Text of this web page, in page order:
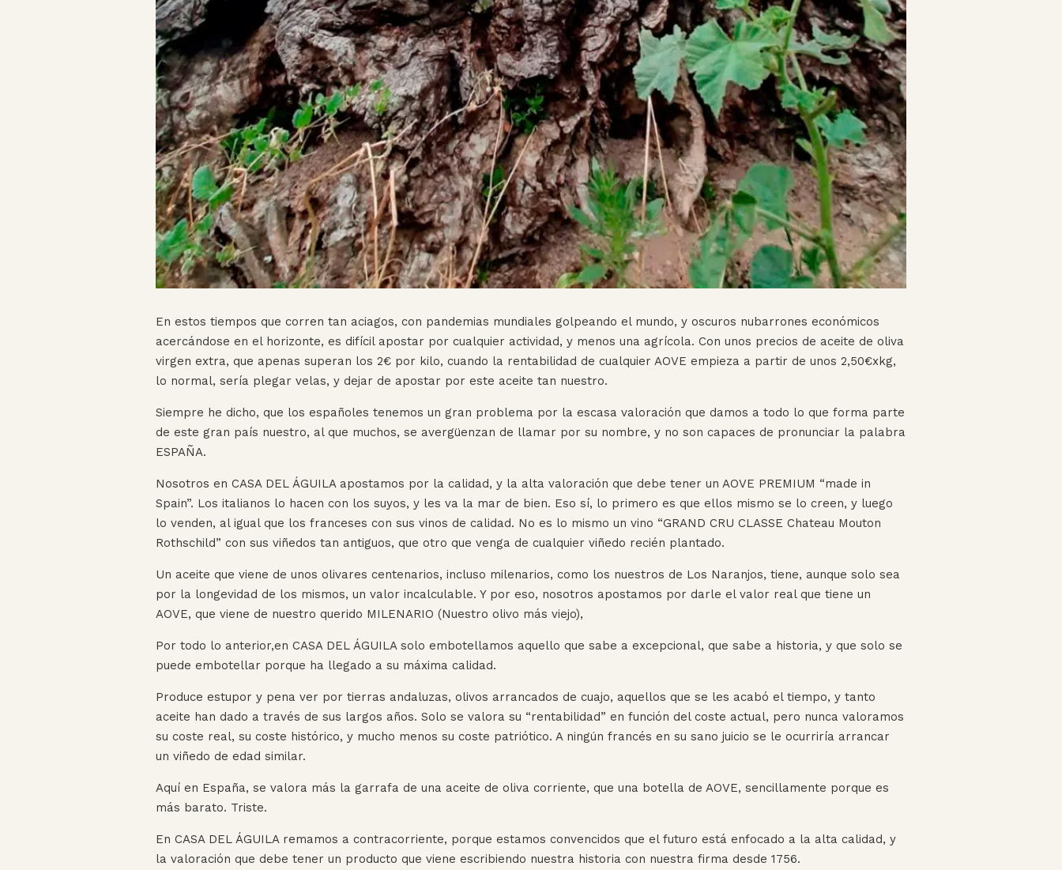
En estos tiempos que corren tan aciagos, con pandemias mundiales golpeando el mundo, y oscuros nubarrones económicos
acercándose en el horizonte, es difícil apostar por cualquier actividad, y menos una agrícola. Con unos precios de aceite de oliva
virgen extra, que apenas superan los 2€ por kilo, cuando la rentabilidad de cualquier AOVE empieza a partir de unos 2,50€xkg,
lo normal, sería plegar velas, y dejar de apostar por este aceite tan nuestro.
Siempre he dicho, que los españoles tenemos un gran problema por la escasa valoración que damos a todo lo que forma parte
de este gran país nuestro, al que muchos, se avergüenzan de llamar por su nombre, y no son capaces de pronunciar la palabra
ESPAÑA.
Nosotros en CASA DEL ÁGUILA apostamos por la calidad, y la alta valoración que debe tener un AOVE PREMIUM “made in
Spain”. Los italianos lo hacen con los suyos, y les va la mar de bien. Eso sí, lo primero es que ellos mismo se lo creen, y luego
lo venden, al igual que los franceses con sus vinos de calidad. No es lo mismo un vino “GRAND CRU CLASSE Chateau Mouton
Rothschild” con sus viñedos tan antiguos, que otro que venga de cualquier viñedo recién plantado.
Un aceite que viene de unos olivares centenarios, incluso milenarios, como los nuestros de Los Naranjos, tiene, aunque solo sea
por la longevidad de los mismos, un valor incalculable. Y por eso, nosotros apostamos por darle el valor real que tiene un
AOVE, que viene de nuestro querido MILENARIO (Nuestro olivo más viejo),
Por todo lo anterior,en CASA DEL ÁGUILA solo embotellamos aquello que sabe a excepcional, que sabe a historia, y que solo se
puede embotellar porque ha llegado a su máxima calidad.
Produce estupor y pena ver por tierras andaluzas, olivos arrancados de cuajo, aquellos que se les acabó el tiempo, y tanto
aceite han dado a través de sus largos años. Solo se valora su “rentabilidad” en función del coste actual, pero nunca valoramos
su coste real, su coste histórico, y mucho menos su coste patriótico. A ningún francés en su sano juicio se le ocurriría arrancar
un viñedo de edad similar.
Aquí en España, se valora más la garrafa de una aceite de oliva corriente, que una botella de AOVE, sencillamente porque es
más barato. Triste.
En CASA DEL ÁGUILA remamos a contracorriente, porque estamos convencidos que el futuro está enfocado a la alta calidad, y
la valoración que debe tener un producto que viene escribiendo nuestra historia con nuestra firma desde 1756.